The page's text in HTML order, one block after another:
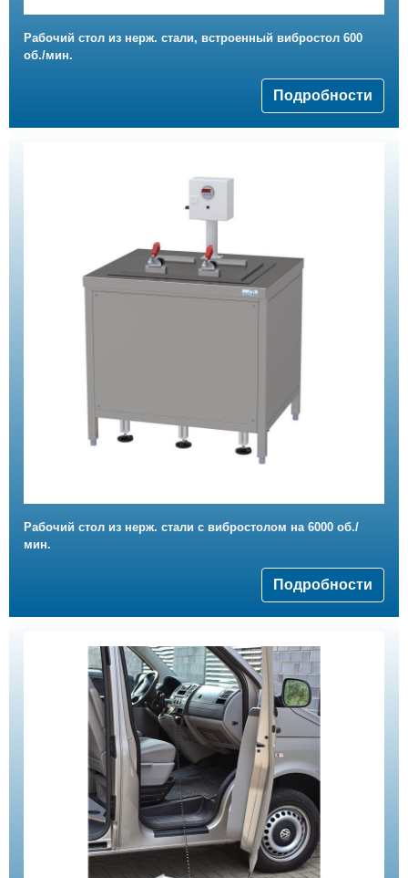
Рабочий стол из нерж. стали, встроенный вибростол 600
об./мин.
Подробности
Рабочий стол из нерж. стали с вибростолом на 6000 об./
мин.
Подробности